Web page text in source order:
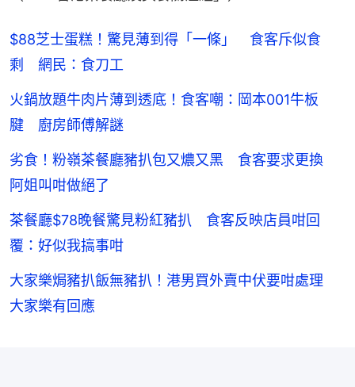
$88芝士蛋糕！驚見薄到得「一條」 食客斥似食
剩 網民：食刀工
火鍋放題牛肉片薄到透底！食客嘲：岡本001牛板
腱 廚房師傅解謎
劣食！粉嶺茶餐廳豬扒包又燶又黑 食客要求更換
阿姐叫咁做絕了
茶餐廳$78晚餐驚見粉紅豬扒 食客反映店員咁回
覆：好似我搞事咁
大家樂焗豬扒飯無豬扒！港男買外賣中伏要咁處理
大家樂有回應